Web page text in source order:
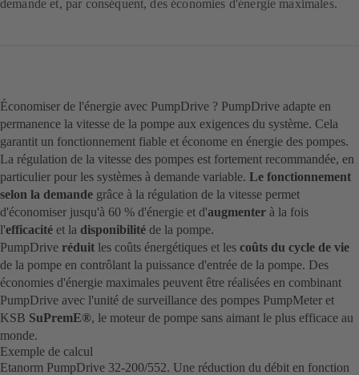
demande et, par conséquent, des économies d'énergie maximales.
Économiser de l'énergie avec PumpDrive ? PumpDrive adapte en
permanence la vitesse de la pompe aux exigences du système. Cela
garantit un fonctionnement fiable et économe en énergie des pompes.
La régulation de la vitesse des pompes est fortement recommandée, en
particulier pour les systèmes à demande variable. Le fonctionnement
selon la demande grâce à la régulation de la vitesse permet
d'économiser jusqu'à 60 % d'énergie et d'augmenter à la fois
l'efficacité et la disponibilité de la pompe.
PumpDrive réduit les coûts énergétiques et les coûts du cycle de vie
de la pompe en contrôlant la puissance d'entrée de la pompe. Des
économies d'énergie maximales peuvent être réalisées en combinant
PumpDrive avec l'unité de surveillance des pompes PumpMeter et
KSB SuPremE®, le moteur de pompe sans aimant le plus efficace au
monde.
Exemple de calcul
Etanorm PumpDrive 32-200/552. Une réduction du débit en fonction